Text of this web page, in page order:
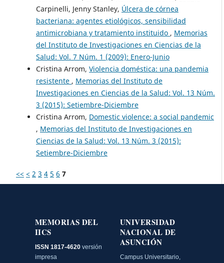
Carpinelli, Jenny Stanley, Úlcera de córnea
bacteriana: agentes etiológicos, sensibilidad
antimicrobiana y tratamiento instituido , Memorias
del Instituto de Investigaciones en Ciencias de la
Salud: Vol. 7 Núm. 1 (2009): Enero-Junio
Cristina Arrom, Violencia doméstica: una pandemia
resistente , Memorias del Instituto de
Investigaciones en Ciencias de la Salud: Vol. 13 Núm.
3 (2015): Setiembre-Diciembre
Cristina Arrom, Domestic violence: a social pandemic
, Memorias del Instituto de Investigaciones en
Ciencias de la Salud: Vol. 13 Núm. 3 (2015):
Setiembre-Diciembre
<< < 2 3 4 5 6 7
MEMORIAS DEL
IICS
ISSN 1817-4620 versión
impresa
UNIVERSIDAD
NACIONAL DE
ASUNCIÓN
Campus Universitario,